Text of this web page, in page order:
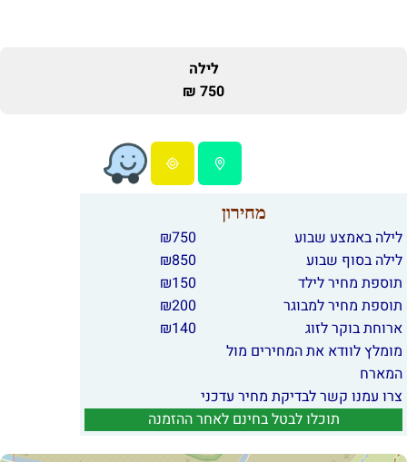
לילה
750 ₪
מחירון
לילה באמצע שבוע 750
₪
לילה בסוף שבוע
850
₪
תוספת מחיר לילד
150
₪
תוספת מחיר למבוגר
200
₪
ארוחת בוקר לזוג
140
₪
מומלץ לוודא את המחירים מול
המארח
צרו עמנו קשר לבדיקת מחיר עדכני
תוכלו לבטל בחינם לאחר ההזמנה